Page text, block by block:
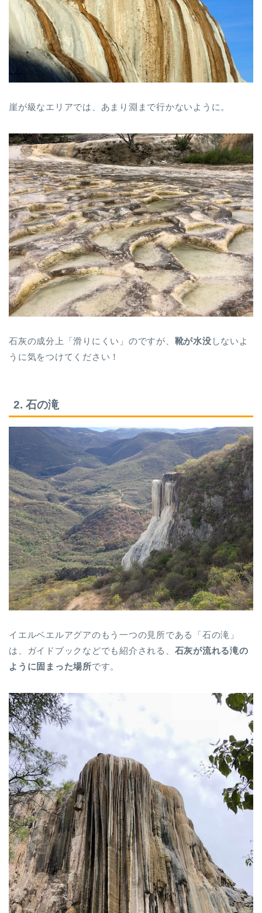
崖が級なエリアでは、あまり淵まで行かないように。
石灰の成分上「滑りにくい」のですが、 靴が水没 しないよ
うに気をつけてください！
2. 石の滝
イエルベエルアグアのもう一つの見所である「石の滝」
は、ガイドブックなどでも紹介される、 石灰が流れる滝の
ように固まった場所です。